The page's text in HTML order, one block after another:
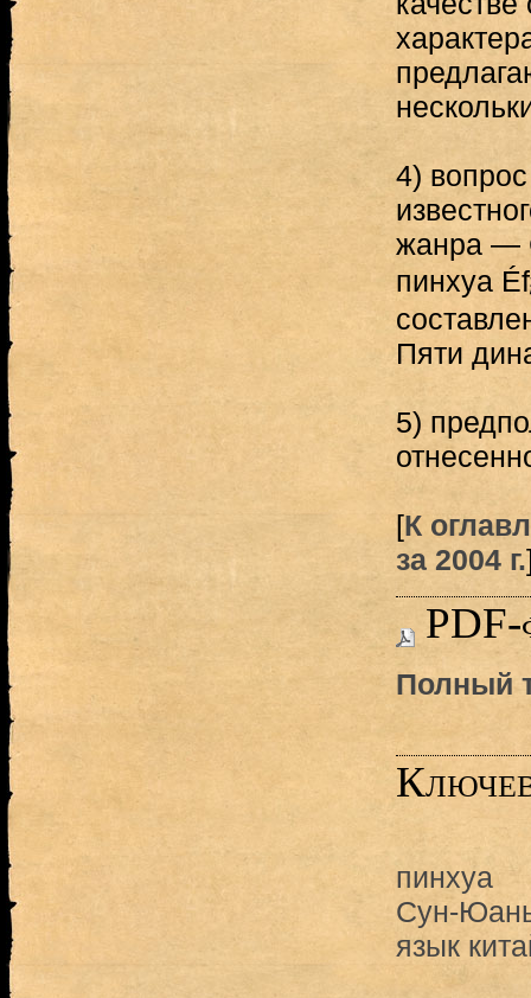
4)
жанра —
пинхуа
Пяти
5)
[К
за 2004 г.
PDF-
Полный
пинхуа
Сун-
язык